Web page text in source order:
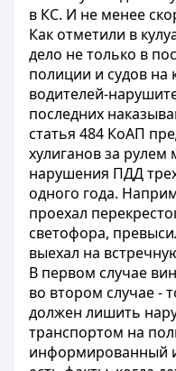
в КС. И не менее
Как отметили в
дело не только в
полиции и судов на
водителей-
последних
статья 484 КоАП
хулиганов за рулем
нарушения ПДД
одного года.
проехал
светофора,
выехал на
В первом случае
во втором случае -
должен лишить
транспортом на
информированный